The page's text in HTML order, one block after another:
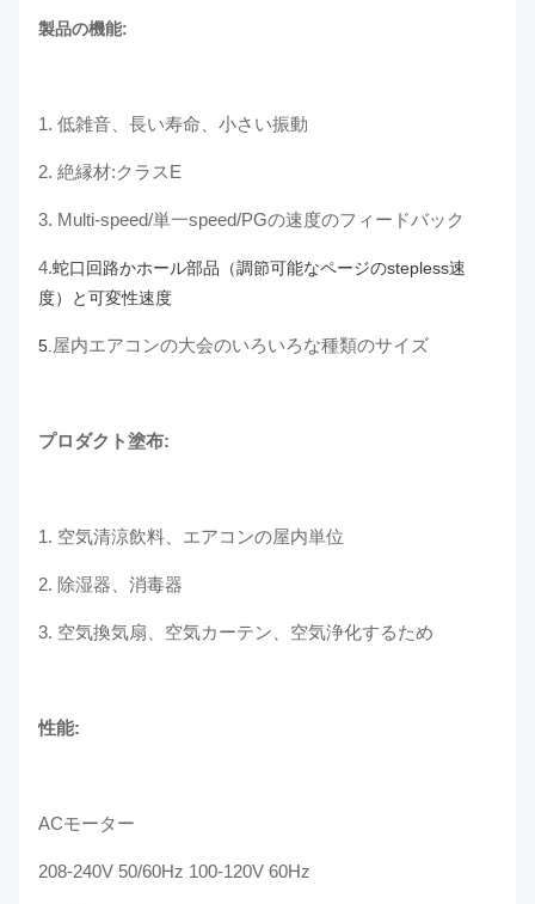
製品の機能:
1. 低雑音、長い寿命、小さい振動
2. 絶縁材:クラスE
3. Multi-speed/単一speed/PGの速度のフィードバック
4.蛇口回路かホール部品（調節可能なページのstepless速
度）と可変性速度
5. 屋内エアコンの大会のいろいろな種類のサイズ
プロダクト塗布:
1. 空気清涼飲料、エアコンの屋内単位
2. 除湿器、消毒器
3. 空気換気扇、空気カーテン、空気浄化するため
性能:
ACモーター
208-240V 50/60Hz 100-120V 60Hz